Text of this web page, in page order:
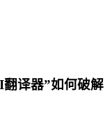
译器”如何破解